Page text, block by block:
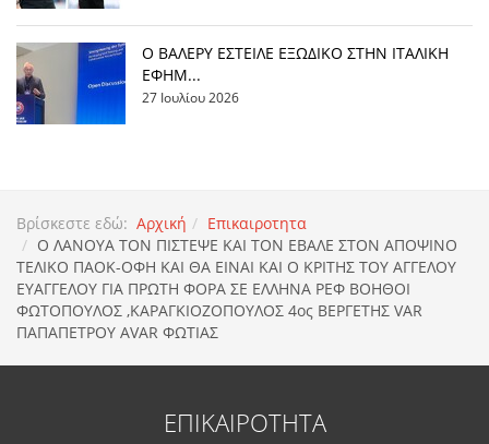
Ο ΒΑΛΕΡΥ ΕΣΤΕΙΛΕ ΕΞΩΔΙΚΟ ΣΤΗΝ ΙΤΑΛΙΚΗ
ΕΦΗΜ...
27 Ιουλίου 2026
Βρίσκεστε εδώ: Αρχική
Επικαιροτητα
Ο ΛΑΝΟΥΑ ΤΟΝ ΠΙΣΤΕΨΕ ΚΑΙ ΤΟΝ ΕΒΑΛΕ ΣΤΟΝ ΑΠΟΨΙΝΟ
ΤΕΛΙΚΟ ΠΑΟΚ-ΟΦΗ ΚΑΙ ΘΑ ΕΙΝΑΙ ΚΑΙ Ο ΚΡΙΤΗΣ ΤΟΥ ΑΓΓΕΛΟΥ
ΕΥΑΓΓΕΛΟΥ ΓΙΑ ΠΡΩΤΗ ΦΟΡΑ ΣΕ ΕΛΛΗΝΑ ΡΕΦ ΒΟΗΘΟΙ
ΦΩΤΟΠΟΥΛΟΣ ,ΚΑΡΑΓΚΙΟΖΟΠΟΥΛΟΣ 4ος ΒΕΡΓΕΤΗΣ VAR
ΠΑΠΑΠΕΤΡΟΥ AVAR ΦΩΤΙΑΣ
ΕΠΙΚΑΙΡΟΤΗΤΑ